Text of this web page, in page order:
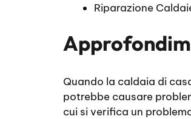
Riparazione
Quando la caldaia di
potrebbe causare
cui si verifica un